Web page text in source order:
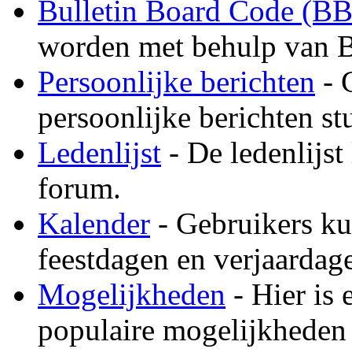
Bulletin Board Code
worden met behulp van
Persoonlijke berichten -
persoonlijke berichten
Ledenlijst - De ledenlijst
forum.
Kalender - Gebruikers
feestdagen en
Mogelijkheden - Hier is
populaire